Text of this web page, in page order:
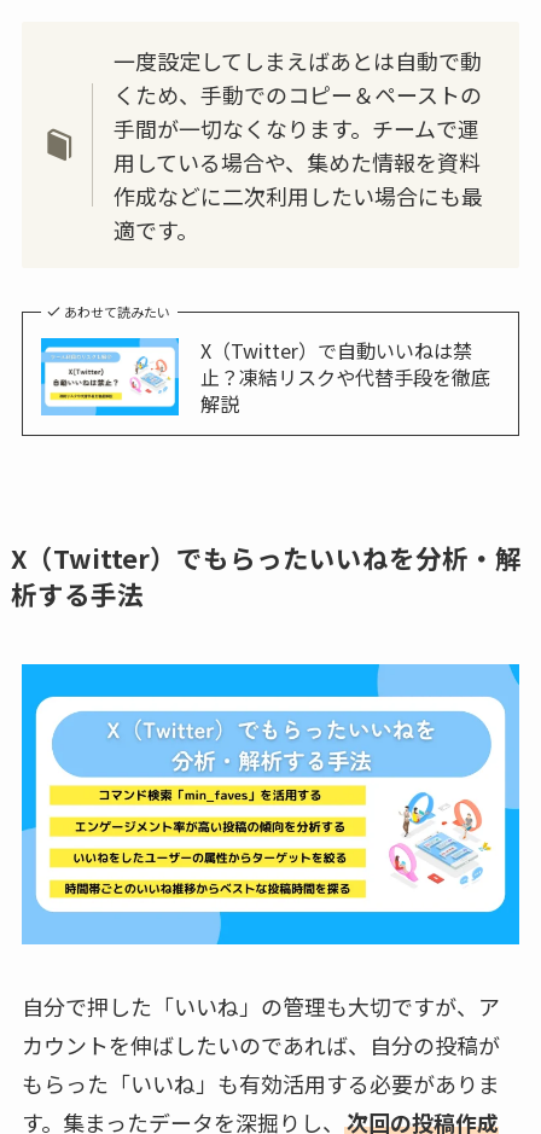
一度設定してしまえばあとは自動で動
くため、手動でのコピー＆ペーストの
手間が一切なくなります。チームで運
用している場合や、集めた情報を資料
作成などに二次利用したい場合にも最
適です。
あわせて読みたい
X（Twitter）で自動いいねは禁
止？凍結リスクや代替手段を徹底
解説
X（Twitter） でもらったいいねを分析・解
析する手法
自分で押した「いいね」の管理も大切ですが、ア
カウントを伸ばしたいのであれば、自分の投稿が
もらった「いいね」も有効活用する必要がありま
す。集まったデータを深掘りし、 次回の投稿作成